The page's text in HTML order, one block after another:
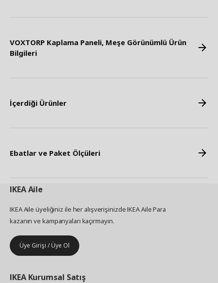
VOXTORP Kaplama Paneli, Meşe Görünümlü Ürün
Bilgileri
İçerdiği Ürünler
Ebatlar ve Paket Ölçüleri
IKEAAile
IKEA Aile üyeliğiniz ile her alışverişinizde IKEA Aile Para
kazanın ve kampanyaları kaçırmayın.
Üye Girişi / Üye Ol
IKEA Kurumsal Satış